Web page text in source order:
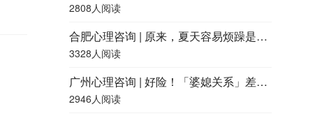
2808人阅读
合肥心理咨询 | 原来，夏天容易烦躁是因为「热怒症」
3328人阅读
广州心理咨询 | 好险！「婆媳关系」差点就和谐了……
2946人阅读